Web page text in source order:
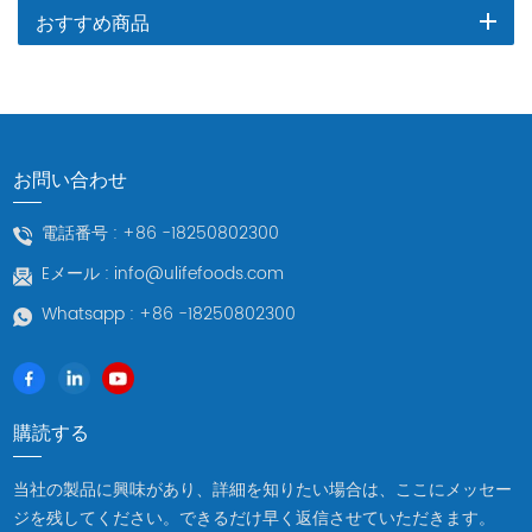
おすすめ商品
お問い合わせ
電話番号 : +86 -18250802300
Eメール : info@ulifefoods.com
Whatsapp : +86 -18250802300
購読する
当社の製品に興味があり、詳細を知りたい場合は、ここにメッセー
ジを残してください。できるだけ早く返信させていただきます。